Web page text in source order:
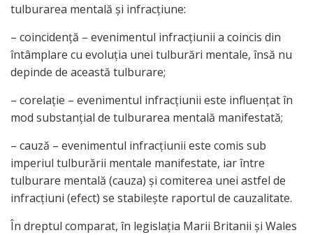
tulburarea mentală şi infracţiune:
– coincidenţă – evenimentul infracţiunii a coincis din
întâmplare cu evoluţia unei tulburări mentale, însă nu
depinde de această tulburare;
– corelaţie – evenimentul infracţiunii este influenţat în
mod substanţial de tulburarea mentală manifestată;
– cauză – evenimentul infracţiunii este comis sub
imperiul tulburării mentale manifestate, iar între
tulburare mentală (cauza) şi comiterea unei astfel de
infracţiuni (efect) se stabileşte raportul de cauzalitate.
În dreptul comparat, în legislaţia Marii Britanii şi Wales